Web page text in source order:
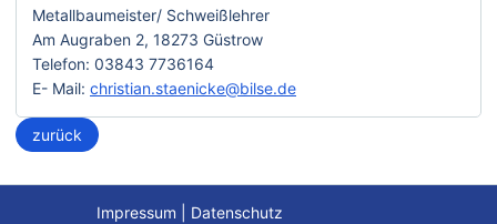
Metallbaumeister/ Schweißlehrer
Am Augraben 2, 18273 Güstrow
Telefon: 03843 7736164
E- Mail: christian.staenicke@bilse.de
zurück
Impressum Datenschutz